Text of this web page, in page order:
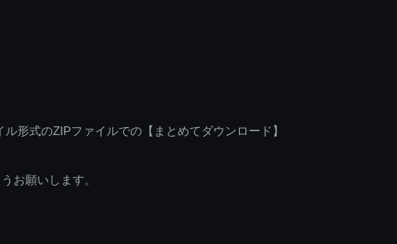
形式のZIPファイルでの【まとめてダウンロード】
お願いします。